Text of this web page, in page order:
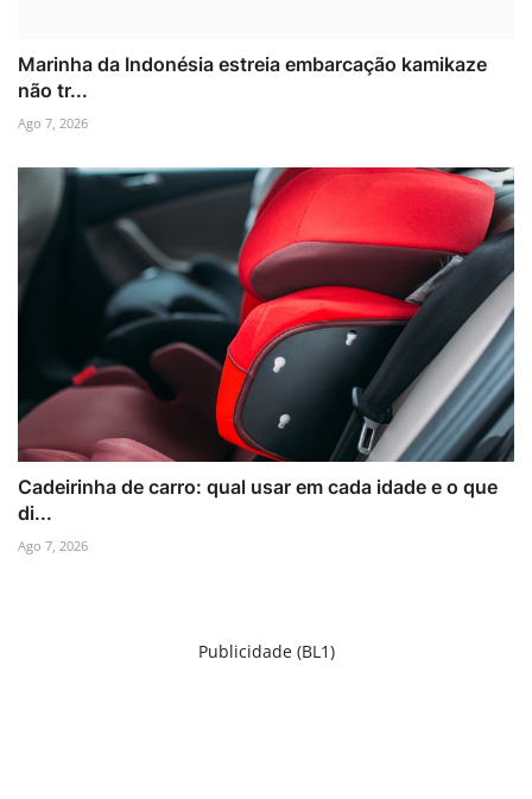
Marinha da Indonésia estreia embarcação kamikaze
não tr...
Ago 7, 2026
Cadeirinha de carro: qual usar em cada idade e o que
di...
Ago 7, 2026
Publicidade (BL1)